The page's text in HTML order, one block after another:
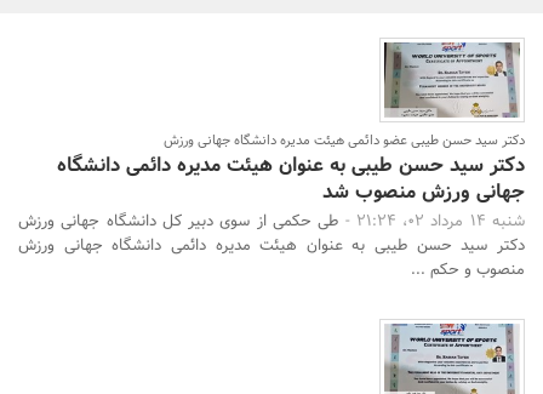
دکتر سید حسن طیبی عضو دائمی هیئت مدیره دانشگاه جهانی ورزش
دکتر سید حسن طیبی به عنوان هیئت مدیره دائمی دانشگاه
جهانی ورزش منصوب شد
شنبه 14 مرداد 02، 21:24 -
طی حکمی از سوی دبیر کل دانشگاه جهانی ورزش
دکتر سید حسن طیبی به عنوان هیئت مدیره دائمی دانشگاه جهانی ورزش
منصوب و حکم ...